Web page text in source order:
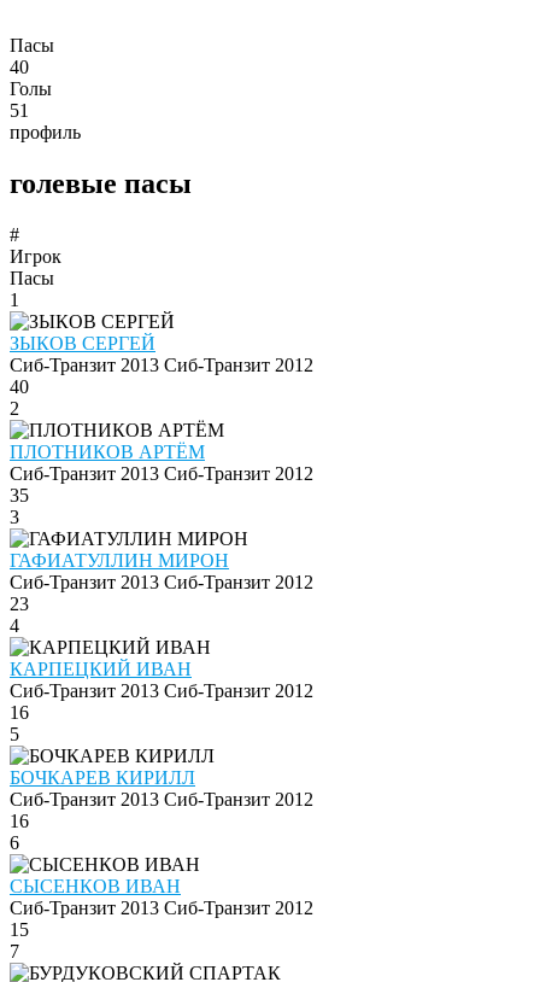
Пасы
40
Голы
51
профиль
голевые пасы
#
Игрок
Пасы
1
ЗЫКОВ СЕРГЕЙ
Сиб-Транзит 2013 Сиб-Транзит 2012
40
2
ПЛОТНИКОВ АРТЁМ
Сиб-Транзит 2013 Сиб-Транзит 2012
35
3
ГАФИАТУЛЛИН МИРОН
Сиб-Транзит 2013 Сиб-Транзит 2012
23
4
КАРПЕЦКИЙ ИВАН
Сиб-Транзит 2013 Сиб-Транзит 2012
16
5
БОЧКАРЕВ КИРИЛЛ
Сиб-Транзит 2013 Сиб-Транзит 2012
16
6
СЫСЕНКОВ ИВАН
Сиб-Транзит 2013 Сиб-Транзит 2012
15
7